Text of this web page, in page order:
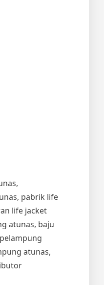
pabrik life
life jacket
atunas, baju
atunas,